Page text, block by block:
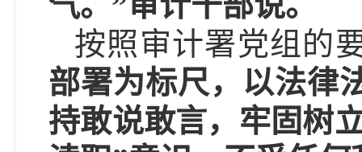
按照审计署党组的
部署为标尺，以法律
持敢说敢言，牢固树